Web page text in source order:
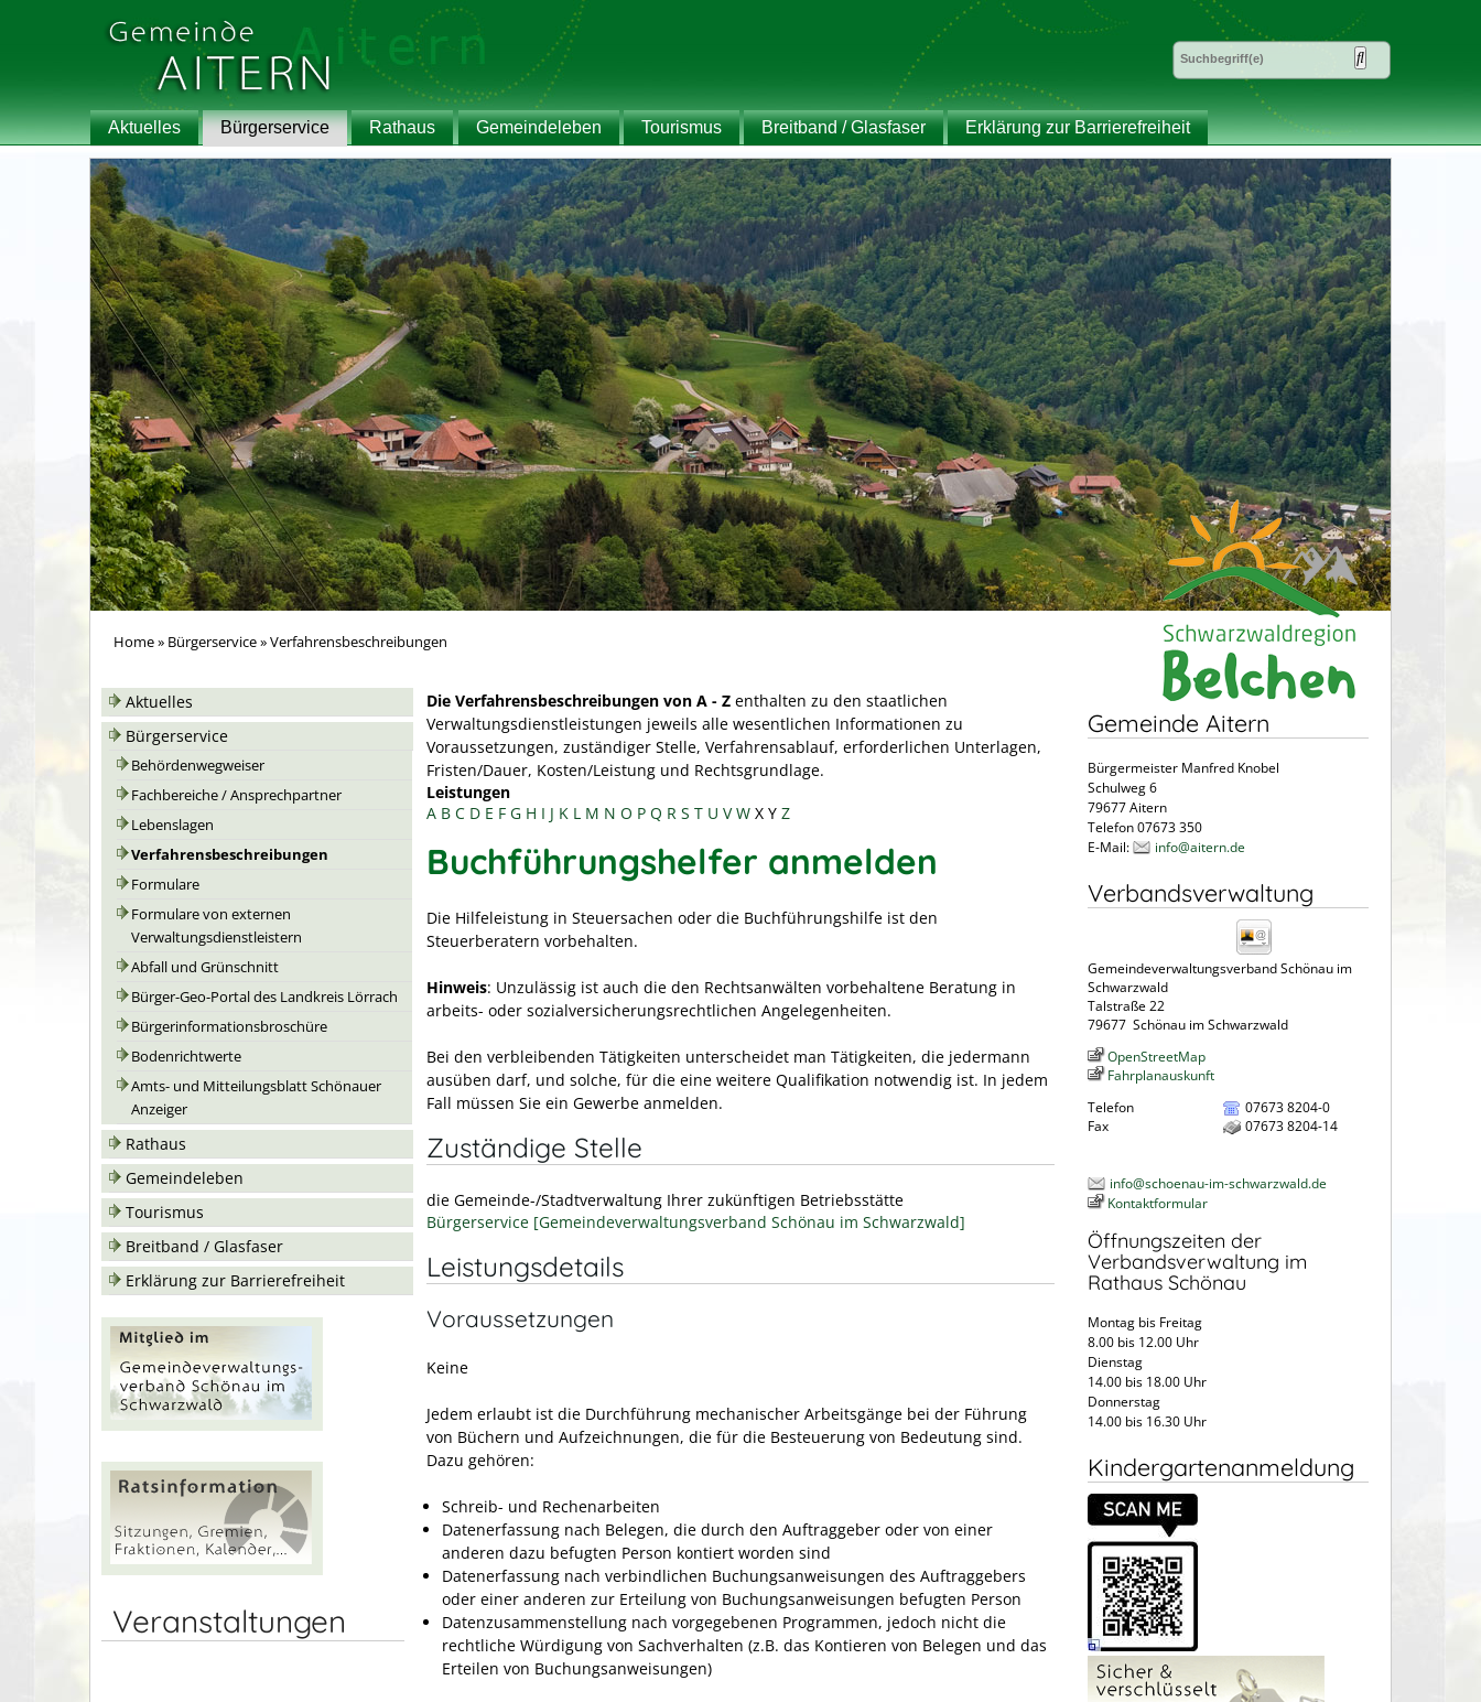
Aktuelles Bürgerservice Rathaus Gemeindeleben Tourismus Breitband / Glasfaser Erklärung zur Barrierefreiheit
Home» Bürgerservice»Verfahrensbeschreibungen
Aktuelles
Bürgerservice
Behördenwegweiser
Fachbereiche / Ansprechpartner
Lebenslagen
Verfahrensbeschreibungen
Formulare
Formulare von externen
Verwaltungsdienstleistern
Abfall und Grünschnitt
Bürger-Geo-Portal des Landkreis Lörrach
Bürgerinformationsbroschüre
Bodenrichtwerte
Amts- und Mitteilungsblatt Schönauer
Anzeiger
Rathaus
Gemeindeleben
Tourismus
Breitband / Glasfaser
Erklärung zur Barrierefreiheit
Veranstaltungen
Die Verfahrensbeschreibungen von A - Z enthalten zu den staatlichen
Verwaltungsdienstleistungen jeweils alle wesentlichen Informationen zu
Voraussetzungen, zuständiger Stelle, Verfahrensablauf, erforderlichen Unterlagen,
Fristen/Dauer, Kosten/Leistung und Rechtsgrundlage.
Leistungen
A B C D E F G H I J K L M N O P Q R S T U V W X Y Z
Buchführungshelfer anmelden
Die Hilfeleistung in Steuersachen oder die Buchführungshilfe ist den
Steuerberatern vorbehalten.
Hinweis: Unzulässig ist auch die den Rechtsanwälten vorbehaltene Beratung in
arbeits- oder sozialversicherungsrechtlichen Angelegenheiten.
Bei den verbleibenden Tätigkeiten unterscheidet man Tätigkeiten, die jedermann
ausüben darf, und solche, für die eine weitere Qualifikation notwendig ist. In jedem
Fall müssen Sie ein Gewerbe anmelden.
Zuständige Stelle
die Gemeinde-/Stadtverwaltung Ihrer zukünftigen Betriebsstätte
Bürgerservice [Gemeindeverwaltungsverband Schönau im Schwarzwald]
Leistungsdetails
Voraussetzungen
Keine
Jedem erlaubt ist die Durchführung mechanischer Arbeitsgänge bei der Führung
von Büchern und Aufzeichnungen, die für die Besteuerung von Bedeutung sind.
Dazu gehören:
Schreib- und Rechenarbeiten
Datenerfassung nach Belegen, die durch den Auftraggeber oder von einer
anderen dazu befugten Person kontiert worden sind
Datenerfassung nach verbindlichen Buchungsanweisungen des Auftraggebers
oder einer anderen zur Erteilung von Buchungsanweisungen befugten Person
Datenzusammenstellung nach vorgegebenen Programmen, jedoch nicht die
rechtliche Würdigung von Sachverhalten (z.B. das Kontieren von Belegen und das
Erteilen von Buchungsanweisungen)
Gemeinde Aitern
Bürgermeister Manfred Knobel
Schulweg 6
79677 Aitern
Telefon 07673 350
E-Mail:
info@aitern.de
Verbandsverwaltung
Gemeindeverwaltungsverband Schönau im
Schwarzwald
Talstraße 22
79677 Schönau im Schwarzwald
OpenStreetMap
Fahrplanauskunft
Telefon
07673 8204-0
Fax
07673 8204-14
info@schoenau-im-schwarzwald.de
Kontaktformular
Öffnungszeiten der
Verbandsverwaltung im
Rathaus Schönau
Montag bis Freitag
8.00 bis 12.00 Uhr
Dienstag
14.00 bis 18.00 Uhr
Donnerstag
14.00 bis 16.30 Uhr
Kindergartenanmeldung